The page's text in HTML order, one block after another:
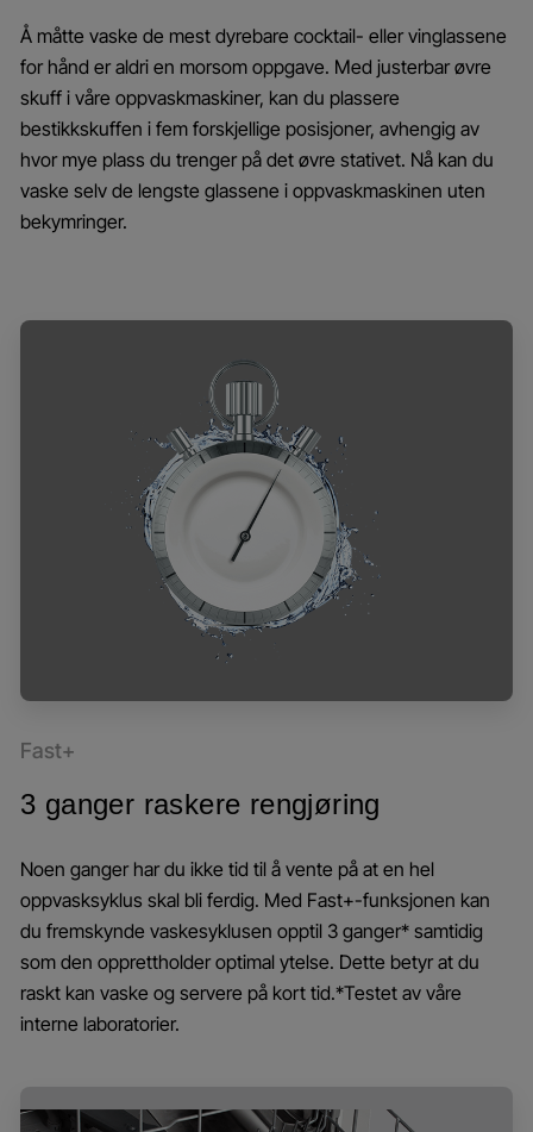
Å måtte vaske de mest dyrebare cocktail- eller vinglassene
for hånd er aldri en morsom oppgave. Med justerbar øvre
skuff i våre oppvaskmaskiner, kan du plassere
bestikkskuffen i fem forskjellige posisjoner, avhengig av
hvor mye plass du trenger på det øvre stativet. Nå kan du
vaske selv de lengste glassene i oppvaskmaskinen uten
bekymringer.
Fast+
3 ganger raskere rengjøring
Noen ganger har du ikke tid til å vente på at en hel
oppvasksyklus skal bli ferdig. Med Fast+-funksjonen kan
du fremskynde vaskesyklusen opptil 3 ganger* samtidig
som den opprettholder optimal ytelse. Dette betyr at du
raskt kan vaske og servere på kort tid.*Testet av våre
interne laboratorier.